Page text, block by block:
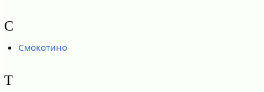
С
Смокотино
Т